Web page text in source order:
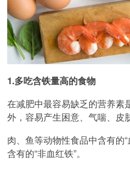
1.多吃含铁量高的食物
在减肥中最容易缺乏的营养素
外，容易产生困意、气喘、皮
肉、鱼等动物性食品中含有的
含有的“非血红铁”。